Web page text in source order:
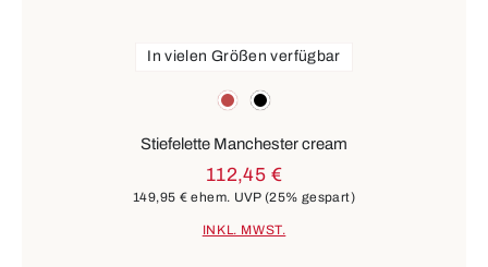
rot schwarz
In vielen Größen verfügbar
Stiefelette Manchester cream
112,45 €
149,95 € ehem. UVP(25% gespart)
INKL. MWST.